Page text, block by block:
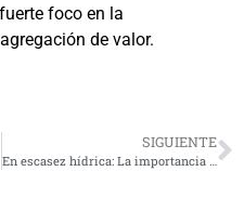
foco en la
de valor.
SIGUIENTE
En escasez hídrica: La importancia de la implementación de Buenas Prácticas de Gestión Hídrica Organizacional